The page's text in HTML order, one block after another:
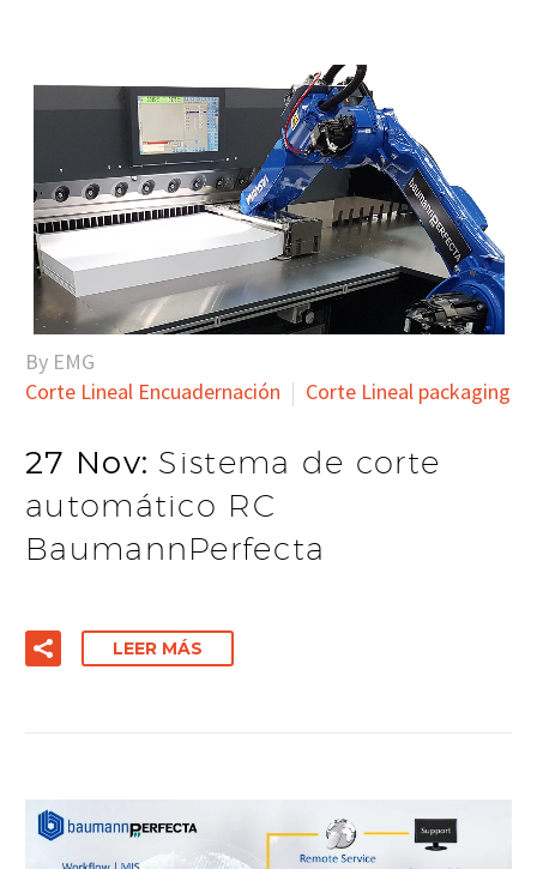
By EMG
Corte Lineal Encuadernación
Corte Lineal packaging
27 Nov: Sistema de corte
automático RC
BaumannPerfecta
LEER MÁS